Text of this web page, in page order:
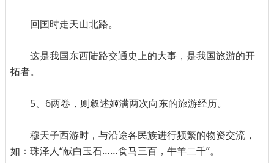
回国时走天山北路。
这是我国东西陆路交通史上的大事，是我国旅游的开
拓者。
5、6两卷，则叙述姬满两次向东的旅游经历。
穆天子西游时，与沿途各民族进行频繁的物资交流，
如：珠泽人“献白玉石……食马三百，牛羊二千”。